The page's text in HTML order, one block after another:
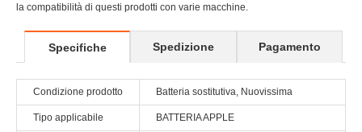
la compatibilità di questi prodotti con varie macchine.
Specifiche Spedizione Pagamento
Condizione prodotto Batteria sostitutiva, Nuovissima
Tipo applicabile BATTERIA APPLE